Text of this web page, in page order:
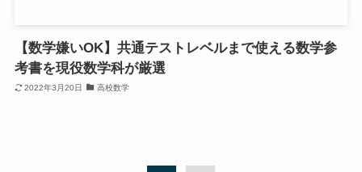
【数学嫌いOK】共通テストレベルまで使える数学参
考書を現役数学科が厳選
2022年3月20日 高校数学